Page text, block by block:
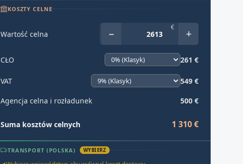
KOSZTY CELNE
Wartość celna − € +
CŁO 261 €
VAT 549 €
Agencja celna i rozładunek 500 €
Suma kosztów celnych 1 310 €
TRANSPORT (POLSKA) WYBIERZ